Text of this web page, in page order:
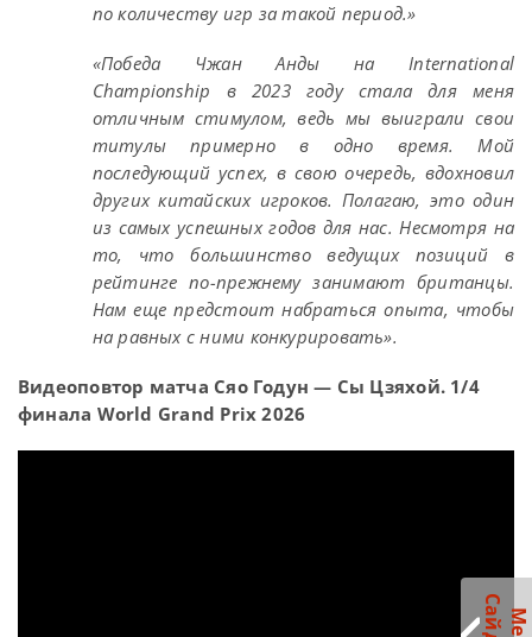
по количеству игр за такой период.»
«Победа Чжан Анды на International
Championship в 2023 году стала для меня
отличным стимулом, ведь мы выиграли свои
титулы примерно в одно время. Мой
последующий успех, в свою очередь, вдохновил
других китайских игроков. Полагаю, это один
из самых успешных годов для нас. Несмотря на
то, что большинство ведущих позиций в
рейтинге по-прежнему занимают британцы.
Нам еще предстоит набраться опыта, чтобы
на равных с ними конкурировать».
Видеоповтор матча Сяо Годун — Сы Цзяхой. 1/4
финала World Grand Prix 2026